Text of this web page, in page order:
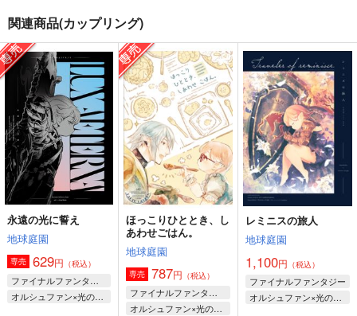
それは蝶が飛ぶように
みてみとみてって
865 円（税込）
アルバート×光の戦士
サンプル
作品詳細
英雄はキス待ちを知ら
ない
いな屋
472円 （税込）
水晶公×光の戦士♀
サンプル
作品詳細
770 （税込）
光の戦士×グ・ラハ・ティア
サンプル
作品詳細
関連商品(カップリング)
永遠の光に誓え
地球庭園
専売 629円 （税込）
ファイナルファンタジー
オルシュファン×光の戦士♀
ほっこりひととき、し
あわせごはん。
地球庭園
専売 787円 （税込）
ファイナルファンタジー
オルシュファン×光の戦士♀
レミニスの旅人
地球庭園
1,100円 （税込）
ファイナルファンタジー
オルシュファン×光の戦士♀